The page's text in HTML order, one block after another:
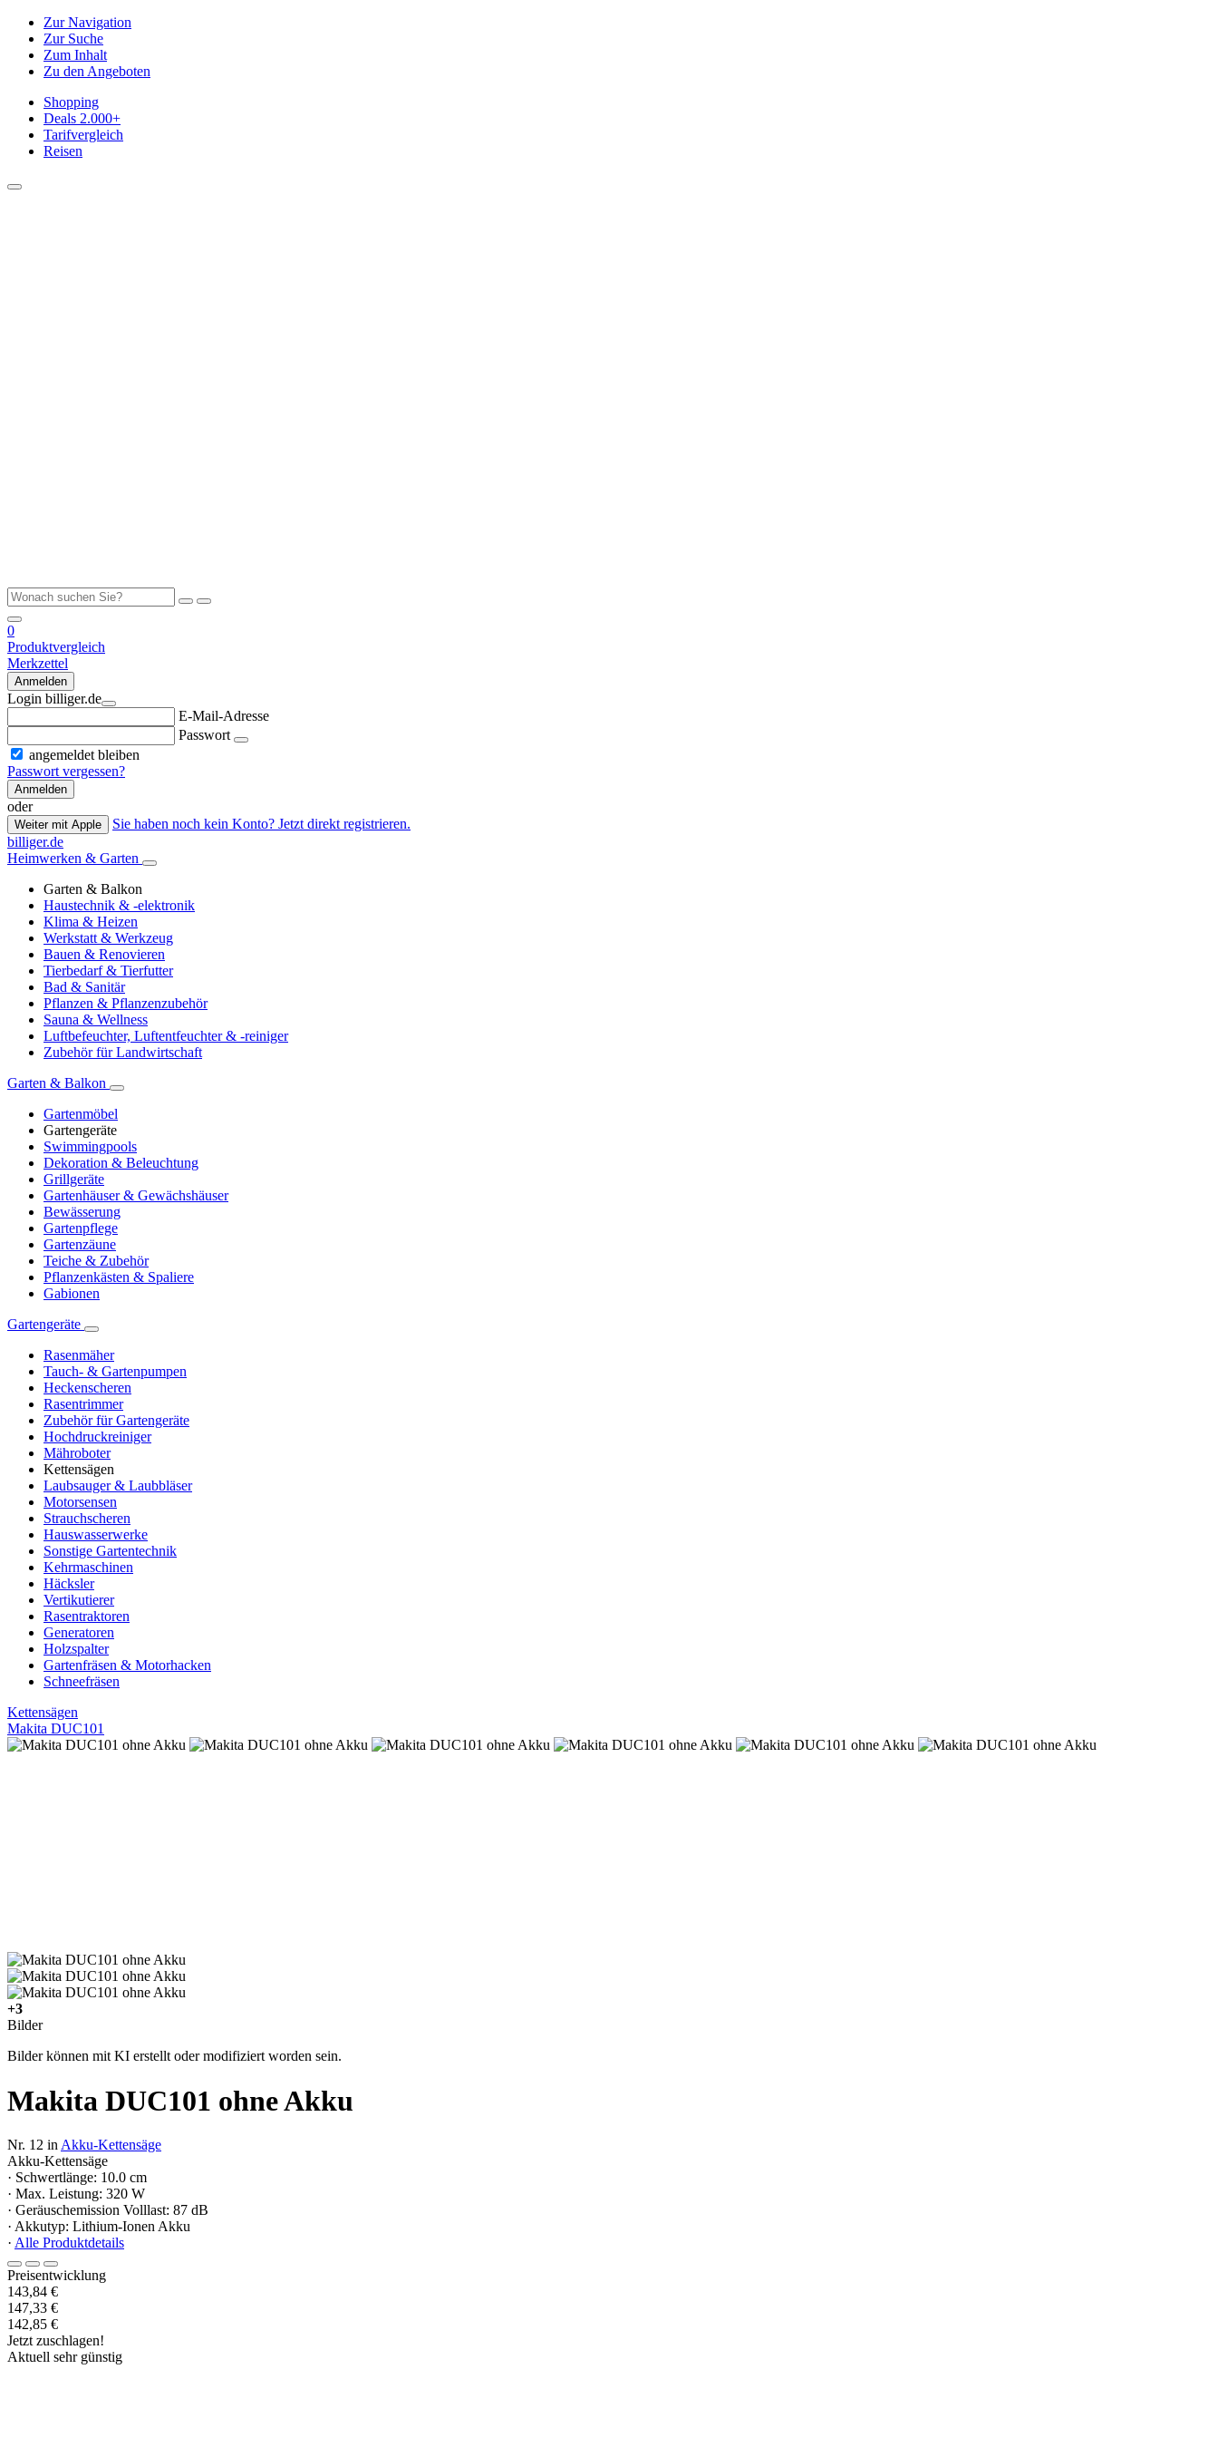
Zur Navigation
Zur Suche
Zum Inhalt
Zu den Angeboten
Shopping
Deals 2.000+
Tarifvergleich
Reisen
0
Produktvergleich
Merkzettel
Anmelden
Login billiger.de
E-Mail-Adresse
Passwort
angemeldet bleiben
Passwort vergessen?
Anmelden
oder
Weiter mit Apple
Sie haben noch kein Konto? Jetzt direkt registrieren.
billiger.de
Heimwerken & Garten
Garten & Balkon
Haustechnik & -elektronik
Klima & Heizen
Werkstatt & Werkzeug
Bauen & Renovieren
Tierbedarf & Tierfutter
Bad & Sanitär
Pflanzen & Pflanzenzubehör
Sauna & Wellness
Luftbefeuchter, Luftentfeuchter & -reiniger
Zubehör für Landwirtschaft
Garten & Balkon
Gartenmöbel
Gartengeräte
Swimmingpools
Dekoration & Beleuchtung
Grillgeräte
Gartenhäuser & Gewächshäuser
Bewässerung
Gartenpflege
Gartenzäune
Teiche & Zubehör
Pflanzenkästen & Spaliere
Gabionen
Gartengeräte
Rasenmäher
Tauch- & Gartenpumpen
Heckenscheren
Rasentrimmer
Zubehör für Gartengeräte
Hochdruckreiniger
Mähroboter
Kettensägen
Laubsauger & Laubbläser
Motorsensen
Strauchscheren
Hauswasserwerke
Sonstige Gartentechnik
Kehrmaschinen
Häcksler
Vertikutierer
Rasentraktoren
Generatoren
Holzspalter
Gartenfräsen & Motorhacken
Schneefräsen
Kettensägen
Makita DUC101
+3
Bilder
Bilder können mit KI erstellt oder modifiziert worden sein.
Makita DUC101 ohne Akku
Nr. 12 in Akku-Kettensäge
Akku-Kettensäge
· Schwertlänge: 10.0 cm
· Max. Leistung: 320 W
· Geräuschemission Volllast: 87 dB
· Akkutyp: Lithium-Ionen Akku
· Alle Produktdetails
Preisentwicklung
143,84 €
147,33 €
142,85 €
Jetzt zuschlagen!
Aktuell sehr günstig